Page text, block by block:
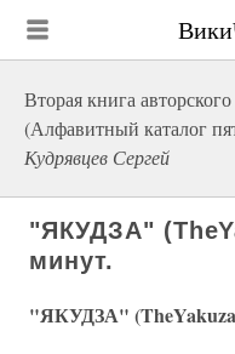
Вторая книга
(Алфавитный каталог
Кудрявцев Сергей
"ЯКУДЗА"
минут.
"ЯКУДЗА"